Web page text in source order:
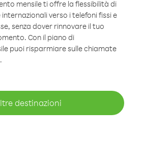
mensile ti offre la flessibilità di
verso i telefoni fissi e
senza dover rinnovare il tuo
Con il piano di
puoi risparmiare sulle chiamate
destinazioni